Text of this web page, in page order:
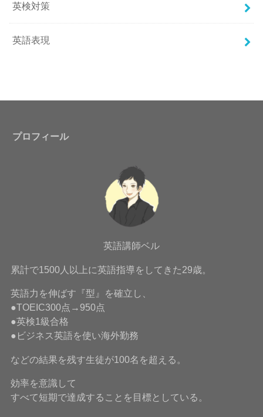
英検対策
英語表現
プロフィール
英語講師ベル
累計で1500人以上に英語指導をしてきた29歳。
英語力を伸ばす『型』を確立し、
●TOEIC300点→950点
●英検1級合格
●ビジネス英語を使い海外勤務
などの結果を残す生徒が100名を超える。
効率を意識して
すべて短期で達成することを目標としている。